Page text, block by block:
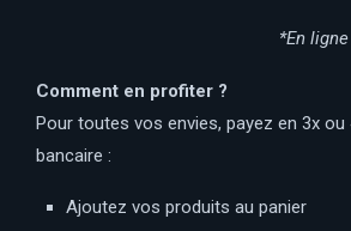
*En
Comment en profiter ?
Pour toutes vos envies, payez en 3x
bancaire :
Ajoutez vos produits au panier